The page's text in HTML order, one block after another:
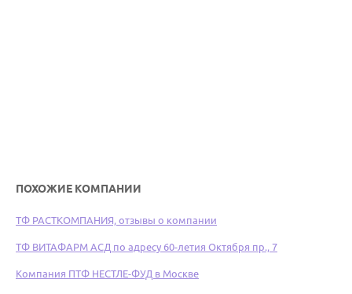
ПОХОЖИЕ КОМПАНИИ
ТФ РАСТКОМПАНИЯ, отзывы о компании
ТФ ВИТАФАРМ АСД по адресу 60-летия Октября пр., 7
Компания ПТФ НЕСТЛЕ-ФУД в Москве